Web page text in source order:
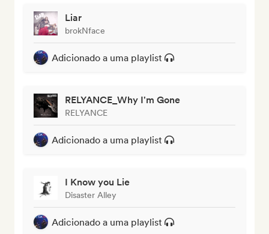
Liar
brokNface
Adicionado a uma playlist
RELYANCE_Why I'm Gone
RELYANCE
Adicionado a uma playlist
I Know you Lie
Disaster Alley
Adicionado a uma playlist